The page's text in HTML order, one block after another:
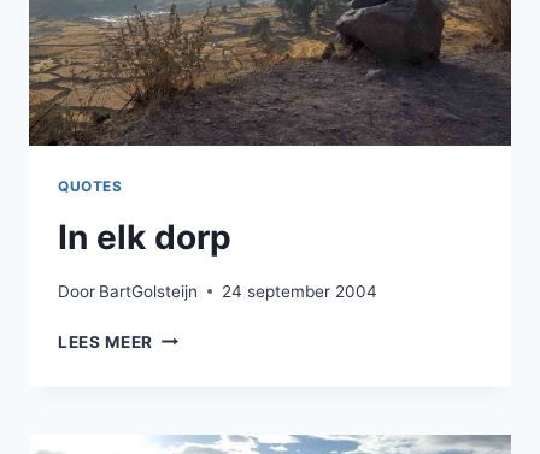
QUOTES
In elk dorp
Door BartGolsteijn 24 september 2004
LEES MEER IN